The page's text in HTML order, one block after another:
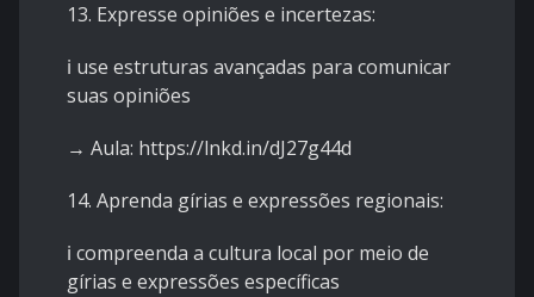
13. Expresse opiniões e incertezas:
ℹ️ use estruturas avançadas para comunicar
suas opiniões
→ Aula: https://lnkd.in/dJ27g44d
14. Aprenda gírias e expressões regionais:
ℹ️ compreenda a cultura local por meio de
gírias e expressões específicas